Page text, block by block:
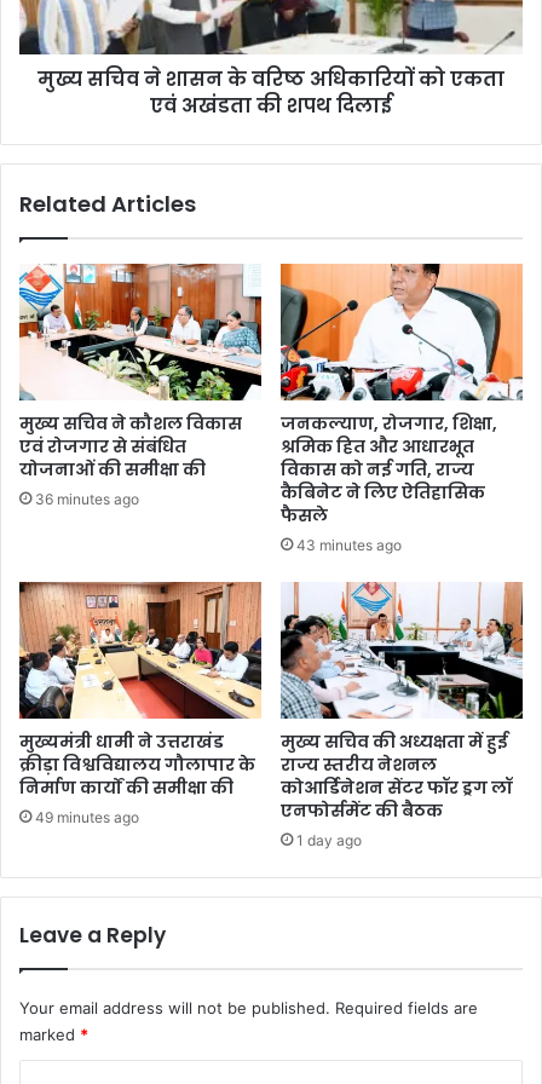
मुख्य सचिव ने शासन के वरिष्ठ अधिकारियों को एकता
एवं अखंडता की शपथ दिलाई
Related Articles
मुख्य सचिव ने कौशल विकास
एवं रोजगार से संबंधित
योजनाओं की समीक्षा की
36 minutes ago
जनकल्याण, रोजगार, शिक्षा,
श्रमिक हित और आधारभूत
विकास को नई गति, राज्य
कैबिनेट ने लिए ऐतिहासिक
फैसले
43 minutes ago
मुख्यमंत्री धामी ने उत्तराखंड
क्रीड़ा विश्वविद्यालय गौलापार के
निर्माण कार्यों की समीक्षा की
49 minutes ago
मुख्य सचिव की अध्यक्षता में हुई
राज्य स्तरीय नेशनल
कोआर्डिनेशन सेंटर फॉर ड्रग लॉ
एनफोर्समेंट की बैठक
1 day ago
Leave a Reply
Your email address will not be published. Required fields are
marked *